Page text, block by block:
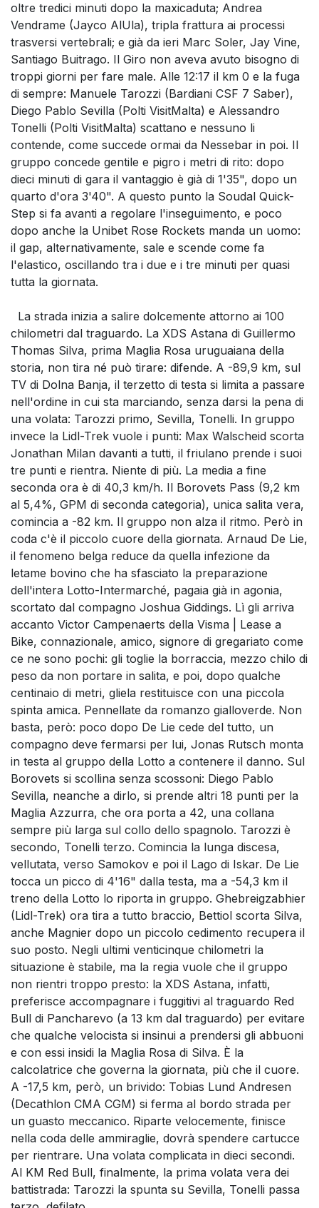
oltre tredici minuti dopo la maxicaduta; Andrea
Vendrame (Jayco AlUla), tripla frattura ai processi
trasversi vertebrali; e già da ieri Marc Soler, Jay Vine,
Santiago Buitrago. Il Giro non aveva avuto bisogno di
troppi giorni per fare male. Alle 12:17 il km 0 e la fuga
di sempre: Manuele Tarozzi (Bardiani CSF 7 Saber),
Diego Pablo Sevilla (Polti VisitMalta) e Alessandro
Tonelli (Polti VisitMalta) scattano e nessuno li
contende, come succede ormai da Nessebar in poi. Il
gruppo concede gentile e pigro i metri di rito: dopo
dieci minuti di gara il vantaggio è già di 1'35", dopo un
quarto d'ora 3'40". A questo punto la Soudal Quick-
Step si fa avanti a regolare l'inseguimento, e poco
dopo anche la Unibet Rose Rockets manda un uomo:
il gap, alternativamente, sale e scende come fa
l'elastico, oscillando tra i due e i tre minuti per quasi
tutta la giornata.
La strada inizia a salire dolcemente attorno ai 100
chilometri dal traguardo. La XDS Astana di Guillermo
Thomas Silva, prima Maglia Rosa uruguaiana della
storia, non tira né può tirare: difende. A -89,9 km, sul
TV di Dolna Banja, il terzetto di testa si limita a passare
nell'ordine in cui sta marciando, senza darsi la pena di
una volata: Tarozzi primo, Sevilla, Tonelli. In gruppo
invece la Lidl-Trek vuole i punti: Max Walscheid scorta
Jonathan Milan davanti a tutti, il friulano prende i suoi
tre punti e rientra. Niente di più. La media a fine
seconda ora è di 40,3 km/h. Il Borovets Pass (9,2 km
al 5,4%, GPM di seconda categoria), unica salita vera,
comincia a -82 km. Il gruppo non alza il ritmo. Però in
coda c'è il piccolo cuore della giornata. Arnaud De Lie,
il fenomeno belga reduce da quella infezione da
letame bovino che ha sfasciato la preparazione
dell'intera Lotto-Intermarché, pagaia già in agonia,
scortato dal compagno Joshua Giddings. Lì gli arriva
accanto Victor Campenaerts della Visma | Lease a
Bike, connazionale, amico, signore di gregariato come
ce ne sono pochi: gli toglie la borraccia, mezzo chilo di
peso da non portare in salita, e poi, dopo qualche
centinaio di metri, gliela restituisce con una piccola
spinta amica. Pennellate da romanzo gialloverde. Non
basta, però: poco dopo De Lie cede del tutto, un
compagno deve fermarsi per lui, Jonas Rutsch monta
in testa al gruppo della Lotto a contenere il danno. Sul
Borovets si scollina senza scossoni: Diego Pablo
Sevilla, neanche a dirlo, si prende altri 18 punti per la
Maglia Azzurra, che ora porta a 42, una collana
sempre più larga sul collo dello spagnolo. Tarozzi è
secondo, Tonelli terzo. Comincia la lunga discesa,
vellutata, verso Samokov e poi il Lago di Iskar. De Lie
tocca un picco di 4'16" dalla testa, ma a -54,3 km il
treno della Lotto lo riporta in gruppo. Ghebreigzabhier
(Lidl-Trek) ora tira a tutto braccio, Bettiol scorta Silva,
anche Magnier dopo un piccolo cedimento recupera il
suo posto. Negli ultimi venticinque chilometri la
situazione è stabile, ma la regia vuole che il gruppo
non rientri troppo presto: la XDS Astana, infatti,
preferisce accompagnare i fuggitivi al traguardo Red
Bull di Pancharevo (a 13 km dal traguardo) per evitare
che qualche velocista si insinui a prendersi gli abbuoni
e con essi insidi la Maglia Rosa di Silva. È la
calcolatrice che governa la giornata, più che il cuore.
A -17,5 km, però, un brivido: Tobias Lund Andresen
(Decathlon CMA CGM) si ferma al bordo strada per
un guasto meccanico. Riparte velocemente, finisce
nella coda delle ammiraglie, dovrà spendere cartucce
per rientrare. Una volata complicata in dieci secondi.
Al KM Red Bull, finalmente, la prima volata vera dei
battistrada: Tarozzi la spunta su Sevilla, Tonelli passa